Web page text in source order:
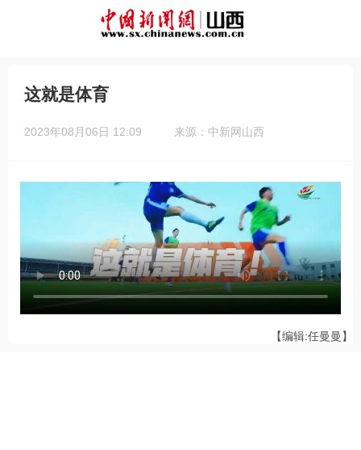
这就是体育
2023年08月06日 12:09 来源：中新网山西
【编辑:任曼曼】